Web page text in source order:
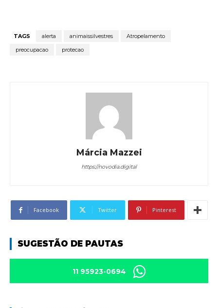
TAGS alerta animaissilvestres
Atropelamento
preocupacao
protecao
Márcia Mazzei
https://novodia.digital
Facebook Twitter Pinterest
SUGESTÃO DE PAUTAS
11 95923-0694